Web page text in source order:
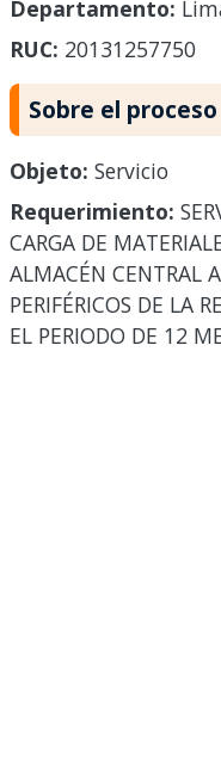
Departamento:
RUC: 20131257750
Sobre el proceso
Objeto: Servicio
Requerimiento:
CARGA DE
ALMACÉN CENTRAL
PERIFÉRICOS DE LA
EL PERIODO DE 12